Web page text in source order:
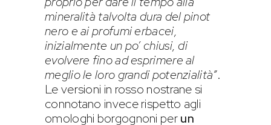
mineralità talvolta dura del pinot
nero e ai profumi erbacei,
inizialmente un po’ chiusi, di
evolvere fino ad esprimere al
meglio le loro grandi potenzialità”.
Le versioni in rosso nostrane si
connotano invece rispetto agli
omologhi borgognoni perun